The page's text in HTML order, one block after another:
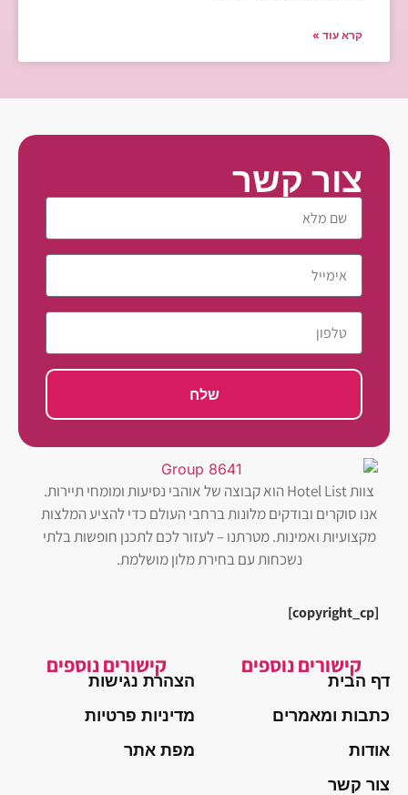
קרא עוד »
צור קשר
שלח
צוות Hotel List הוא קבוצה של אוהבי נסיעות ומומחי תיירות.
אנו סוקרים ובודקים מלונות ברחבי העולם כדי להציע המלצות
מקצועיות ואמינות. מטרתנו – לעזור לכם לתכנן חופשות בלתי
נשכחות עם בחירת מלון מושלמת.
[copyright_cp]
קישורים נוספים
דף הבית
כתבות ומאמרים
אודות
צור קשר
קישורים נוספים
הצהרת נגישות
מדיניות פרטיות
מפת אתר